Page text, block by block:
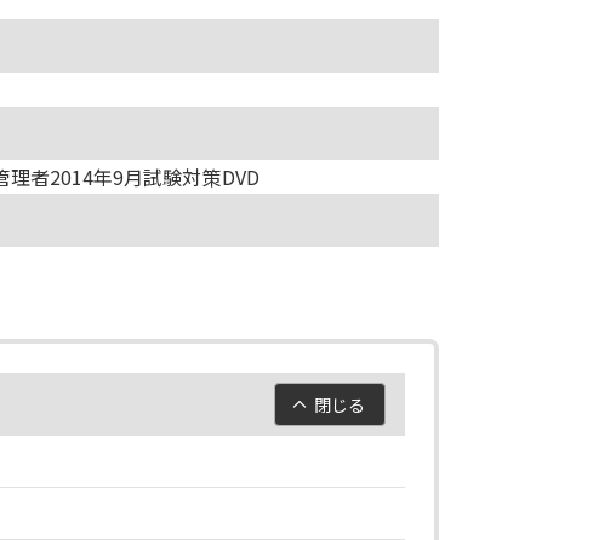
理者2014年9月試験対策DVD
閉じる